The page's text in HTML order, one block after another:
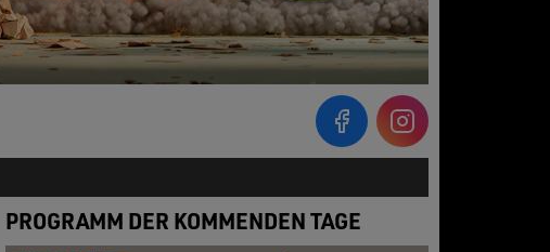
Instagram
PROGRAMM DER KOMMENDEN TAGE